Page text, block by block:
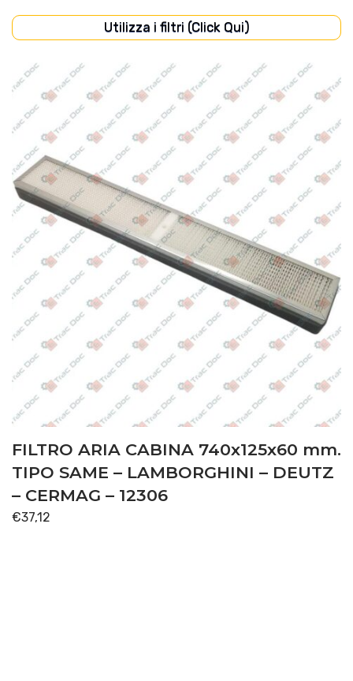
Utilizza i filtri (Click Qui)
FILTRI
FRENI(18)
POMPE(18)
TRASMISSIONE(19)
Disponibile
FILTRO ARIA CABINA 740x125x60 mm.
TIPO SAME – LAMBORGHINI – DEUTZ
– CERMAG – 12306
€37,12